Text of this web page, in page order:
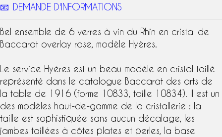
📧 DEMANDE D'INFORMATIONS
Bel ensemble de 6 verres à vin du Rhin en cristal de
Baccarat overlay rose modèle Hyères
Le service Hyères est un beau modèle en cristal taillé
représenté dans le catalogue Baccarat des arts de
la table de 1916 (forme 10833, taille 10834). Il est un
des modèles haut-de-gamme de la cristallerie : la
taille est sophistiquée sans aucun décalage, les
jambes taillées à côtes plates et perles, la base